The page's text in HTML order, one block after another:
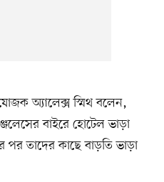
অ্যালেক্স স্মিথ বলেন,
বাইরে হোটেল ভাড়া
পর তাদের কাছে বাড়তি ভাড়া